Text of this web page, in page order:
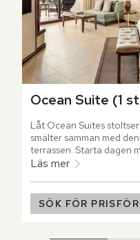
Ocean Suite (1
Låt Ocean Suites
smälter samman med
terrassen. Starta dagen
den fantastiska utsikten
Läs mer
SÖK FÖR